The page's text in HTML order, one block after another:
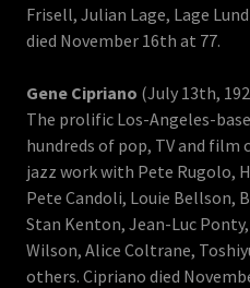
Frisell, Julian Lage, Lage
died November 16th at 77.
Gene Cipriano (July 13th,
The prolific Los-Angeles-
hundreds of pop, TV and
jazz work with Pete Rugolo,
Pete Candoli, Louie Bellson,
Stan Kenton, Jean-Luc
Wilson, Alice Coltrane,
others. Cipriano died